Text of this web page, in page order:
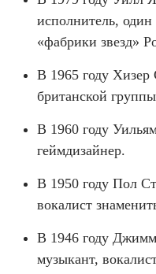
исполнитель,
«фабрики звезд»
В 1965 году Хизер
британской
В 1960 году
геймдизайнер.
В 1950 году Пол
вокалист
В 1946 году
музыкант,